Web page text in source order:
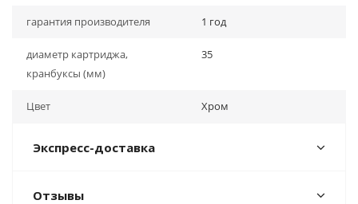
гарантия производителя 1 год
диаметр картриджа,
кранбуксы (мм)
35
Цвет Хром
Экспресс-доставка
Отзывы